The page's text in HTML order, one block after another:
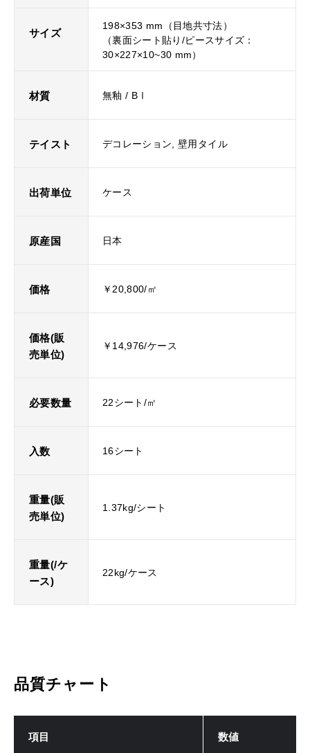
サイズ
198×353 mm（目地共寸法）
（裏面シート貼り/ピースサイズ：
30×227×10~30 mm）
材質 無釉 / BⅠ
テイスト デコレーション, 壁用タイル
出荷単位 ケース
原産国 日本
価格 ￥20,800/㎡
価格(販
売単位)
￥14,976/ケース
必要数量 22シート/㎡
入数 16シート
重量(販
売単位)
1.37kg/シート
重量(/ケ
ース)
22kg/ケース
品質チャート
項目 数値